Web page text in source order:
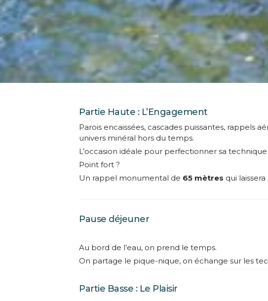
Partie Haute : L’Engagement
Parois encaissées, cascades puissantes, rappels
univers minéral hors du temps.
L’occasion idéale pour perfectionner sa
Point fort ?
Un rappel monumental de 65 mètres qui
Pause déjeuner
Au bord de l’eau, on prend le temps.
On partage le pique-nique, on échange sur les
Partie Basse : Le Plaisir